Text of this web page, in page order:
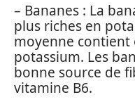
– Bananes : La
plus riches en
moyenne contient
potassium. Les
bonne source de
vitamine B6.